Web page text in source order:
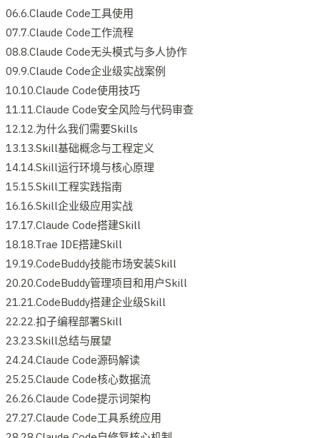
06.6.Claude Code工具使用
07.7.Claude Code工作流程
08.8.Claude Code无头模式与多人协作
09.9.Claude Code企业级实战案例
10.10.Claude Code使用技巧
11.11.Claude Code安全风险与代码审查
12.12.为什么我们需要Skills
13.13.Skill基础概念与工程定义
14.14.Skill运行环境与核心原理
15.15.Skill工程实践指南
16.16.Skill企业级应用实战
17.17.Claude Code搭建Skill
18.18.Trae IDE搭建Skill
19.19.CodeBuddy技能市场安装Skill
20.20.CodeBuddy管理项目和用户Skill
21.21.CodeBuddy搭建企业级Skill
22.22.扣子编程部署Skill
23.23.Skill总结与展望
24.24.Claude Code源码解读
25.25.Claude Code核心数据流
26.26.Claude Code提示词架构
27.27.Claude Code工具系统应用